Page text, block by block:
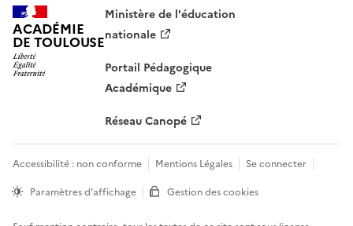
ACADÉMIE
DE TOULOUSE
Ministère de l'éducation
nationale
Portail Pédagogique
Académique
Réseau Canopé
Accessibilité : non conforme Mentions Légales
Se connecter
Paramètres d'affichage
Gestion des cookies